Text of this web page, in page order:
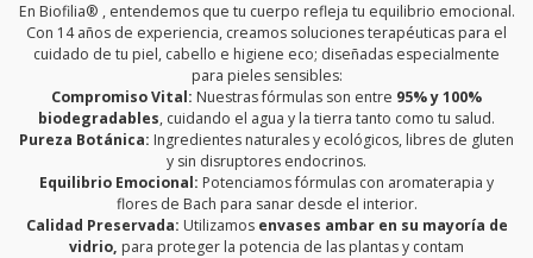
En Biofilia® , entendemos que tu cuerpo refleja tu equilibrio emocional.
Con 14 años de experiencia, creamos soluciones terapéuticas para el
cuidado de tu piel, cabello e higiene eco; diseñadas especialmente
para pieles sensibles:
Compromiso Vital: Nuestras fórmulas son entre 95% y 100%
biodegradables, cuidando el agua y la tierra tanto como tu salud.
Pureza Botánica: Ingredientes naturales y ecológicos, libres de gluten
y sin disruptores endocrinos.
Equilibrio Emocional: Potenciamos fórmulas con aromaterapia y
flores de Bach para sanar desde el interior.
Calidad Preservada: Utilizamos envases ambar en su mayoría de
vidrio, para proteger la potencia de las plantas y contam